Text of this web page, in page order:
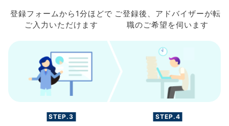
登録フォームから 1分ほどで
ご入力 いただけます
ご登録後、 アドバイザーが転
職のご希望を伺います
STEP.3 STEP.4